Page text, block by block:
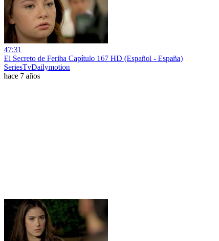
47:31
El Secreto de Feriha Capítulo 167 HD (Español - España)
SeriesTvDailymotion
hace 7 años